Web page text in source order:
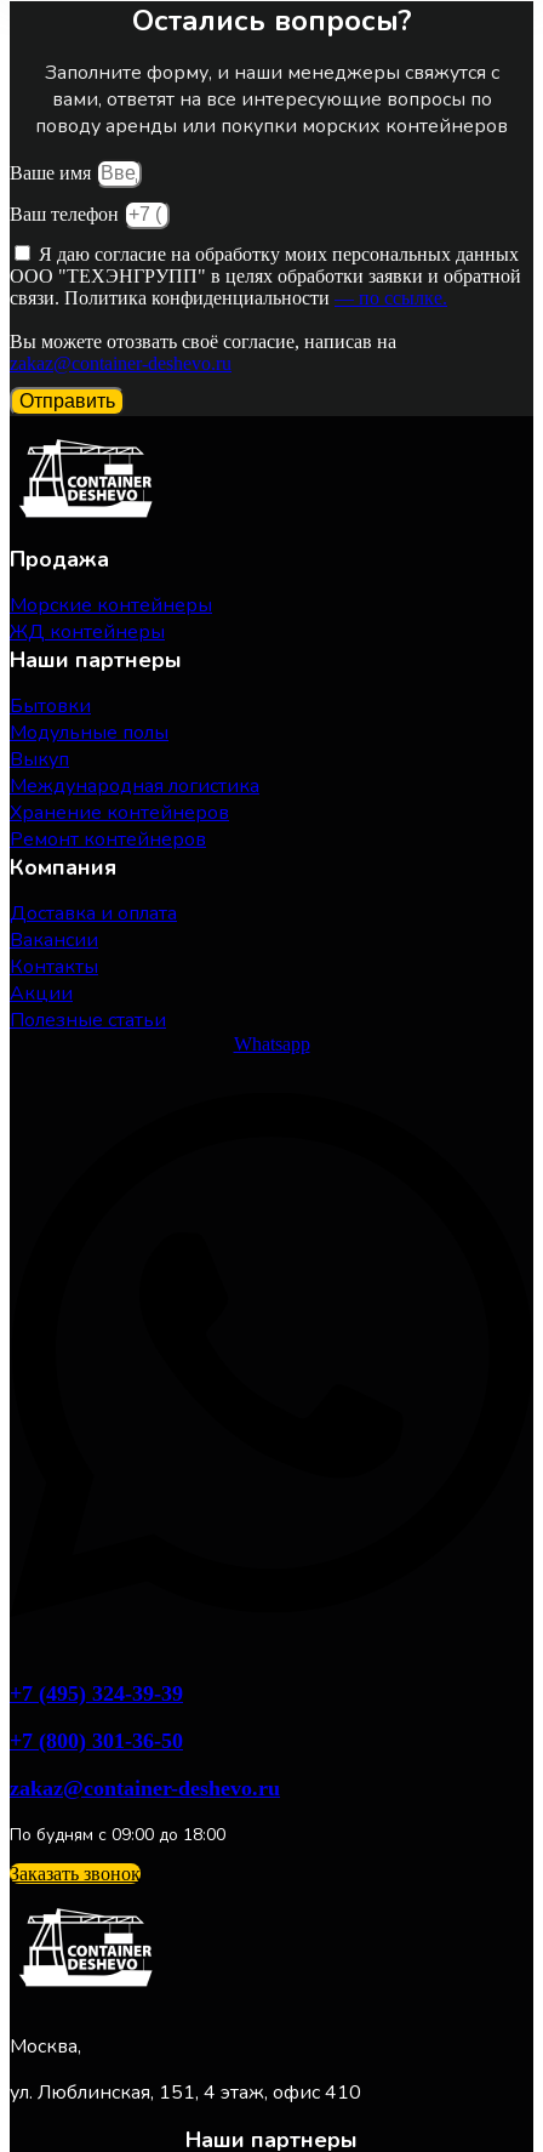
Остались вопросы?
Заполните форму, и наши менеджеры свяжутся с
вами, ответят на все интересующие вопросы по
поводу аренды или покупки морских контейнеров
Ваше имя
Ваш телефон
Я даю согласие на обработку моих персональных данных
ООО "ТЕХЭНГРУПП" в целях обработки заявки и обратной
связи. Политика конфиденциальности — по ссылке.
Вы можете отозвать своё согласие, написав на
zakaz@container-deshevo.ru
Отправить
Продажа
Морские контейнеры
ЖД контейнеры
Наши партнеры
Бытовки
Модульные полы
Выкуп
Международная логистика
Хранение контейнеров
Ремонт контейнеров
Компания
Доставка и оплата
Вакансии
Контакты
Акции
Полезные статьи
Whatsapp
+7 (495) 324-39-39
+7 (800) 301-36-50
zakaz@container-deshevo.ru
По будням с 09:00 до 18:00
Заказать звонок
Москва,
ул. Люблинская, 151, 4 этаж, офис 410
Наши партнеры